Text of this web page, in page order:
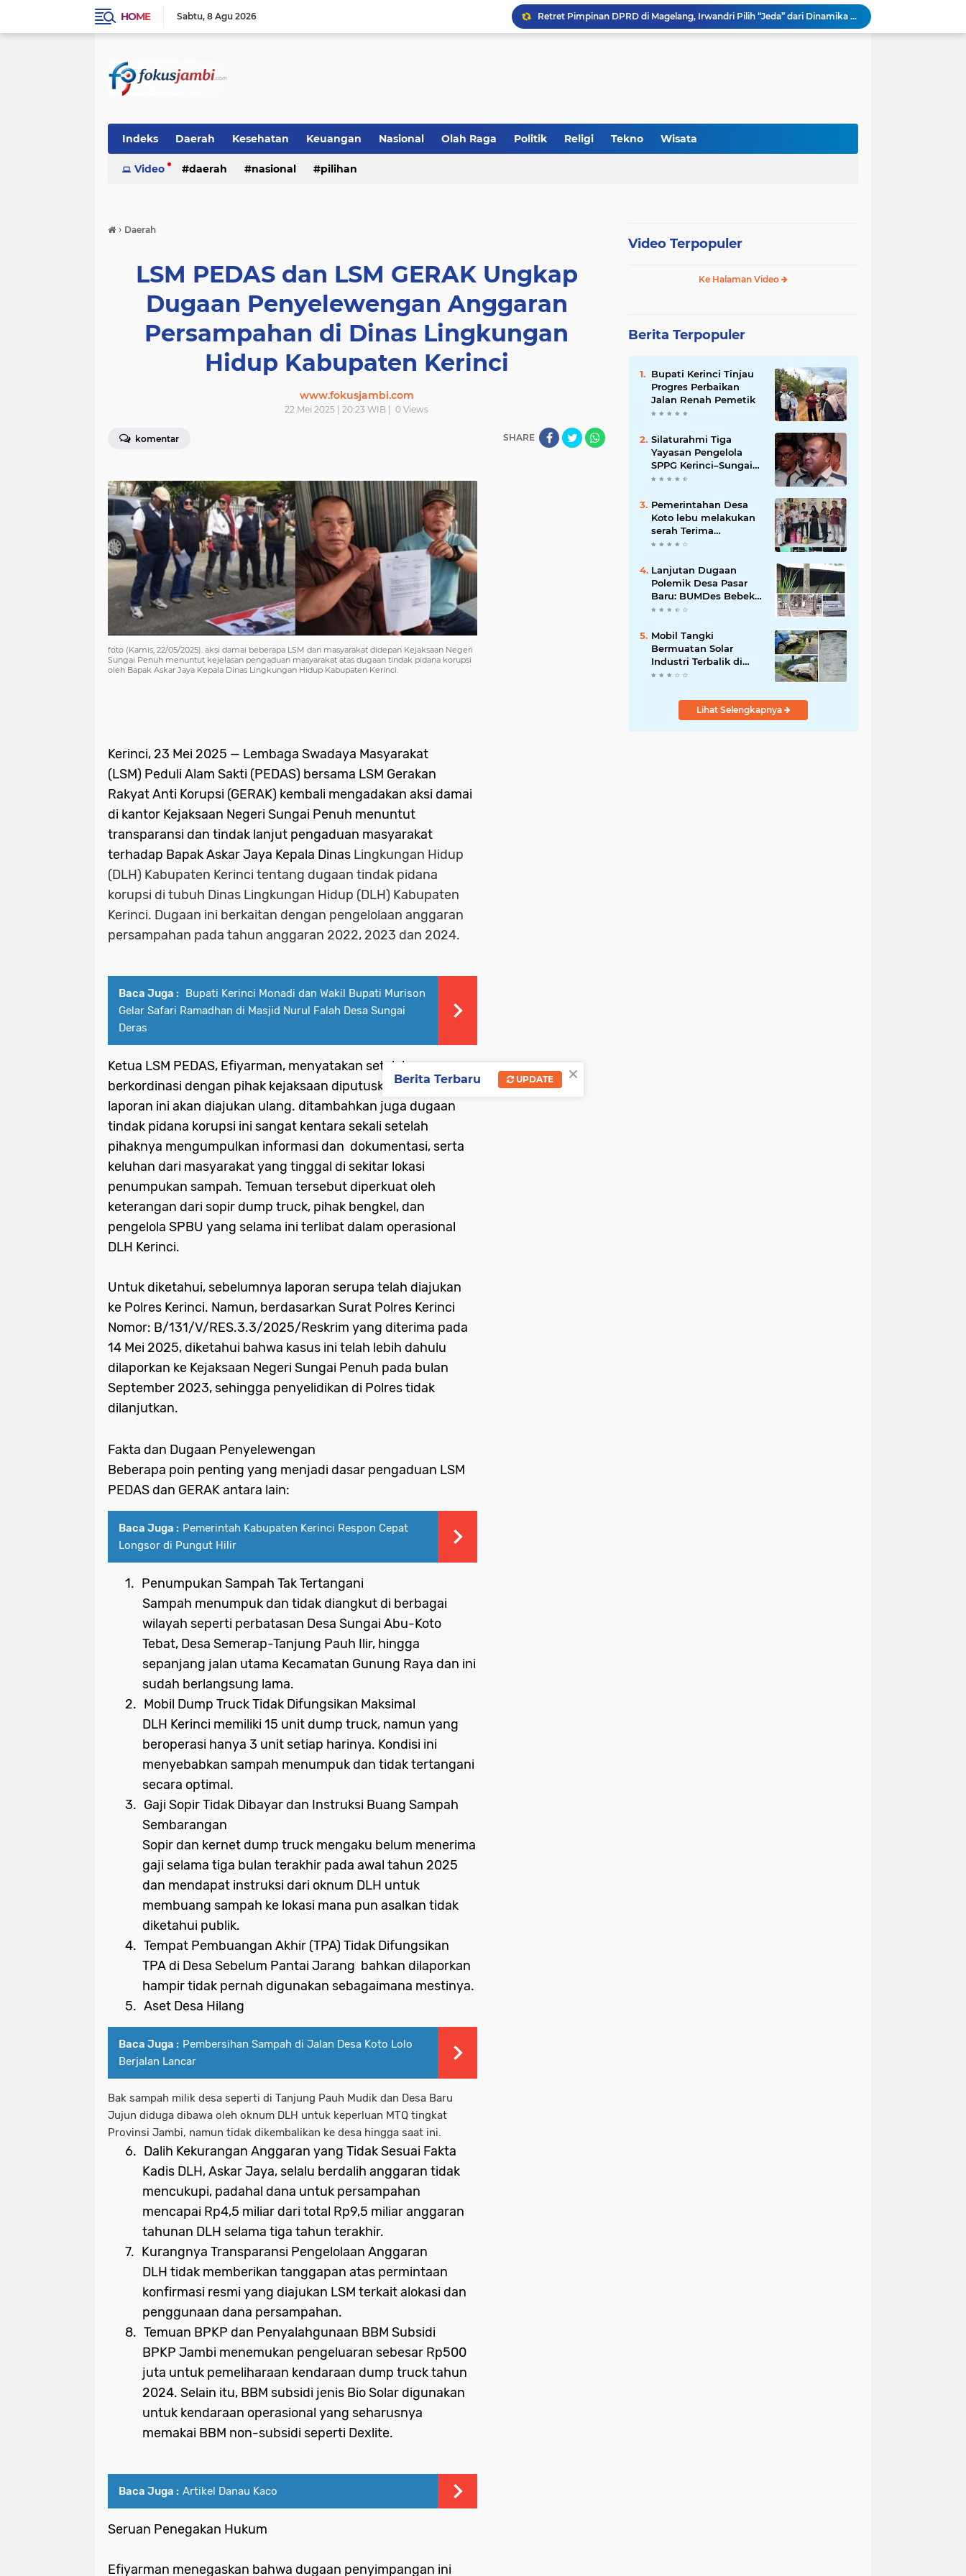
HOME Sabtu 8 Agu 2026
Retret Pimpinan DPRD di Magelang, Irwandri Pilih “Jeda” dari Dinamika Politik Daerah
Musrenbang RKPD 2027: Gubernur Al Haris Dorong Akselerasi Ekonomi Inklusif, Sinkronisasi Pusat–Daerah Disorot
Rotasi ASN, Bupati Monadi Dorong Reformasi Birokrasi dan Percepatan Layanan Publik
Indeks Daerah Kesehatan Keuangan Nasional Olah Raga Politik Religi Tekno Wisata
Video daerah nasional pilihan
› Daerah
LSM PEDAS dan LSM GERAK Ungkap
Dugaan Penyelewengan Anggaran
Persampahan di Dinas Lingkungan
Hidup Kabupaten Kerinci
www.fokusjambi.com
22 Mei 2025 | 20:23 WIB | 0 Views
komentar SHARE
foto (Kamis, 22/05/2025). aksi damai beberapa LSM dan masyarakat didepan Kejaksaan Negeri
Sungai Penuh menuntut kejelasan pengaduan masyarakat atas dugaan tindak pidana korupsi
oleh Bapak Askar Jaya Kepala Dinas Lingkungan Hidup Kabupaten Kerinci.
Kerinci, 23 Mei 2025 — Lembaga Swadaya Masyarakat
(LSM) Peduli Alam Sakti (PEDAS) bersama LSM Gerakan
Rakyat Anti Korupsi (GERAK) kembali mengadakan aksi damai
di kantor Kejaksaan Negeri Sungai Penuh menuntut
transparansi dan tindak lanjut pengaduan masyarakat
terhadap Bapak Askar Jaya Kepala Dinas Lingkungan Hidup
(DLH) Kabupaten Kerinci tentang dugaan tindak pidana
korupsi di tubuh Dinas Lingkungan Hidup (DLH) Kabupaten
Kerinci. Dugaan ini berkaitan dengan pengelolaan anggaran
persampahan pada tahun anggaran 2022, 2023 dan 2024.
Baca Juga : Bupati Kerinci Monadi dan Wakil Bupati Murison
Gelar Safari Ramadhan di Masjid Nurul Falah Desa Sungai
Deras
Ketua LSM PEDAS, Efiyarman, menyatakan setelah
berkordinasi dengan pihak kejaksaan diputuskan bahwa
laporan ini akan diajukan ulang. ditambahkan juga dugaan
tindak pidana korupsi ini sangat kentara sekali setelah
pihaknya mengumpulkan informasi dan dokumentasi, serta
keluhan dari masyarakat yang tinggal di sekitar lokasi
penumpukan sampah. Temuan tersebut diperkuat oleh
keterangan dari sopir dump truck, pihak bengkel, dan
pengelola SPBU yang selama ini terlibat dalam operasional
DLH Kerinci.
Untuk diketahui, sebelumnya laporan serupa telah diajukan
ke Polres Kerinci. Namun, berdasarkan Surat Polres Kerinci
Nomor: B/131/V/RES.3.3/2025/Reskrim yang diterima pada
14 Mei 2025, diketahui bahwa kasus ini telah lebih dahulu
dilaporkan ke Kejaksaan Negeri Sungai Penuh pada bulan
September 2023, sehingga penyelidikan di Polres tidak
dilanjutkan.
Fakta dan Dugaan Penyelewengan
Beberapa poin penting yang menjadi dasar pengaduan LSM
PEDAS dan GERAK antara lain:
Baca Juga : Pemerintah Kabupaten Kerinci Respon Cepat
Longsor di Pungut Hilir
1. Penumpukan Sampah Tak Tertangani
Sampah menumpuk dan tidak diangkut di berbagai
wilayah seperti perbatasan Desa Sungai Abu-Koto
Tebat, Desa Semerap-Tanjung Pauh Ilir, hingga
sepanjang jalan utama Kecamatan Gunung Raya dan ini
sudah berlangsung lama.
2. Mobil Dump Truck Tidak Difungsikan Maksimal
DLH Kerinci memiliki 15 unit dump truck, namun yang
beroperasi hanya 3 unit setiap harinya. Kondisi ini
menyebabkan sampah menumpuk dan tidak tertangani
secara optimal.
3. Gaji Sopir Tidak Dibayar dan Instruksi Buang Sampah
Sembarangan
Sopir dan kernet dump truck mengaku belum menerima
gaji selama tiga bulan terakhir pada awal tahun 2025
dan mendapat instruksi dari oknum DLH untuk
membuang sampah ke lokasi mana pun asalkan tidak
diketahui publik.
4. Tempat Pembuangan Akhir (TPA) Tidak Difungsikan
TPA di Desa Sebelum Pantai Jarang bahkan dilaporkan
hampir tidak pernah digunakan sebagaimana mestinya.
5. Aset Desa Hilang
Baca Juga : Pembersihan Sampah di Jalan Desa Koto Lolo
Berjalan Lancar
Bak sampah milik desa seperti di Tanjung Pauh Mudik dan Desa Baru
Jujun diduga dibawa oleh oknum DLH untuk keperluan MTQ tingkat
Provinsi Jambi, namun tidak dikembalikan ke desa hingga saat ini.
6. Dalih Kekurangan Anggaran yang Tidak Sesuai Fakta
Kadis DLH, Askar Jaya, selalu berdalih anggaran tidak
mencukupi, padahal dana untuk persampahan
mencapai Rp4,5 miliar dari total Rp9,5 miliar anggaran
tahunan DLH selama tiga tahun terakhir.
7. Kurangnya Transparansi Pengelolaan Anggaran
DLH tidak memberikan tanggapan atas permintaan
konfirmasi resmi yang diajukan LSM terkait alokasi dan
penggunaan dana persampahan.
8. Temuan BPKP dan Penyalahgunaan BBM Subsidi
BPKP Jambi menemukan pengeluaran sebesar Rp500
juta untuk pemeliharaan kendaraan dump truck tahun
2024. Selain itu, BBM subsidi jenis Bio Solar digunakan
untuk kendaraan operasional yang seharusnya
memakai BBM non-subsidi seperti Dexlite.
Baca Juga : Artikel Danau Kaco
Seruan Penegakan Hukum
Efiyarman menegaskan bahwa dugaan penyimpangan ini
Video Terpopuler
Ke Halaman Video
Berita Terpopuler
Bupati Kerinci Tinjau
Progres Perbaikan
Jalan Renah Pemetik
Silaturahmi Tiga
Yayasan Pengelola
SPPG Kerinci–Sungai
Penuh Bahas
Makan Bergizi Gratis
Pemerintahan Desa
Koto lebu melakukan
serah Terima
Inventaris BUMDes
Lanjutan Dugaan
Polemik Desa Pasar
Baru: BUMDes Bebek
Petelur Gagal,
Dipertanyakan
Mobil Tangki
Bermuatan Solar
Industri Terbalik di
Batang Merangin,
Diserahkan ke Polres
Lihat Selengkapnya
×
Berita Terbaru UPDATE